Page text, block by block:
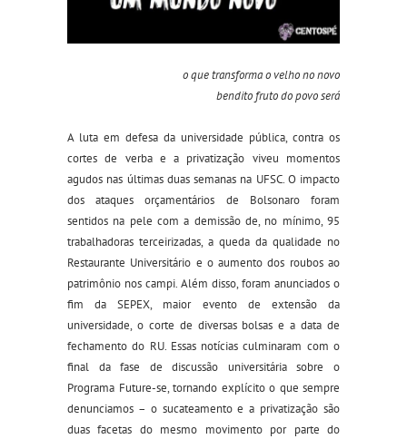
o que transforma o velho no novo
bendito fruto do povo será
A luta em defesa da universidade pública, contra os
cortes de verba e a privatização viveu momentos
agudos nas últimas duas semanas na UFSC. O impacto
dos ataques orçamentários de Bolsonaro foram
sentidos na pele com a demissão de, no mínimo, 95
trabalhadoras terceirizadas, a queda da qualidade no
Restaurante Universitário e o aumento dos roubos ao
patrimônio nos campi. Além disso, foram anunciados o
fim da SEPEX, maior evento de extensão da
universidade, o corte de diversas bolsas e a data de
fechamento do RU. Essas notícias culminaram com o
final da fase de discussão universitária sobre o
Programa Future-se, tornando explícito o que sempre
denunciamos – o sucateamento e a privatização são
duas facetas do mesmo movimento por parte do